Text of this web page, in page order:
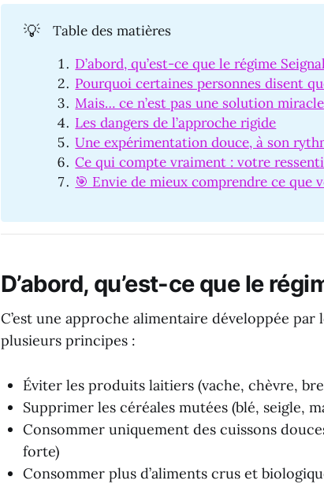
💡
Table des matières
D’abord, qu’est-ce que le régime
Pourquoi certaines personnes disent
Mais… ce n’est pas une solution miracle
Les dangers de l’approche rigide
Une expérimentation douce, à son
Ce qui compte vraiment : votre ressenti
🎯 Envie de mieux comprendre ce que
D’abord, qu’est-ce que le
C’est une approche alimentaire développée par
plusieurs principes :
Éviter les produits laitiers (vache, chèvre,
Supprimer les céréales mutées (blé, seigle,
Consommer uniquement des cuissons
forte)
Consommer plus d’aliments crus et